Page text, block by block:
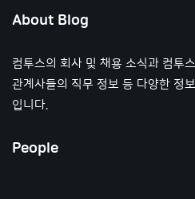
About Blog
컴투스의 회사 및 채용 소식과 컴투
관계사들의 직무 정보 등 다양한 정
입니다.
People